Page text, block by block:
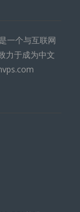
一个与互联网
力于成为中文